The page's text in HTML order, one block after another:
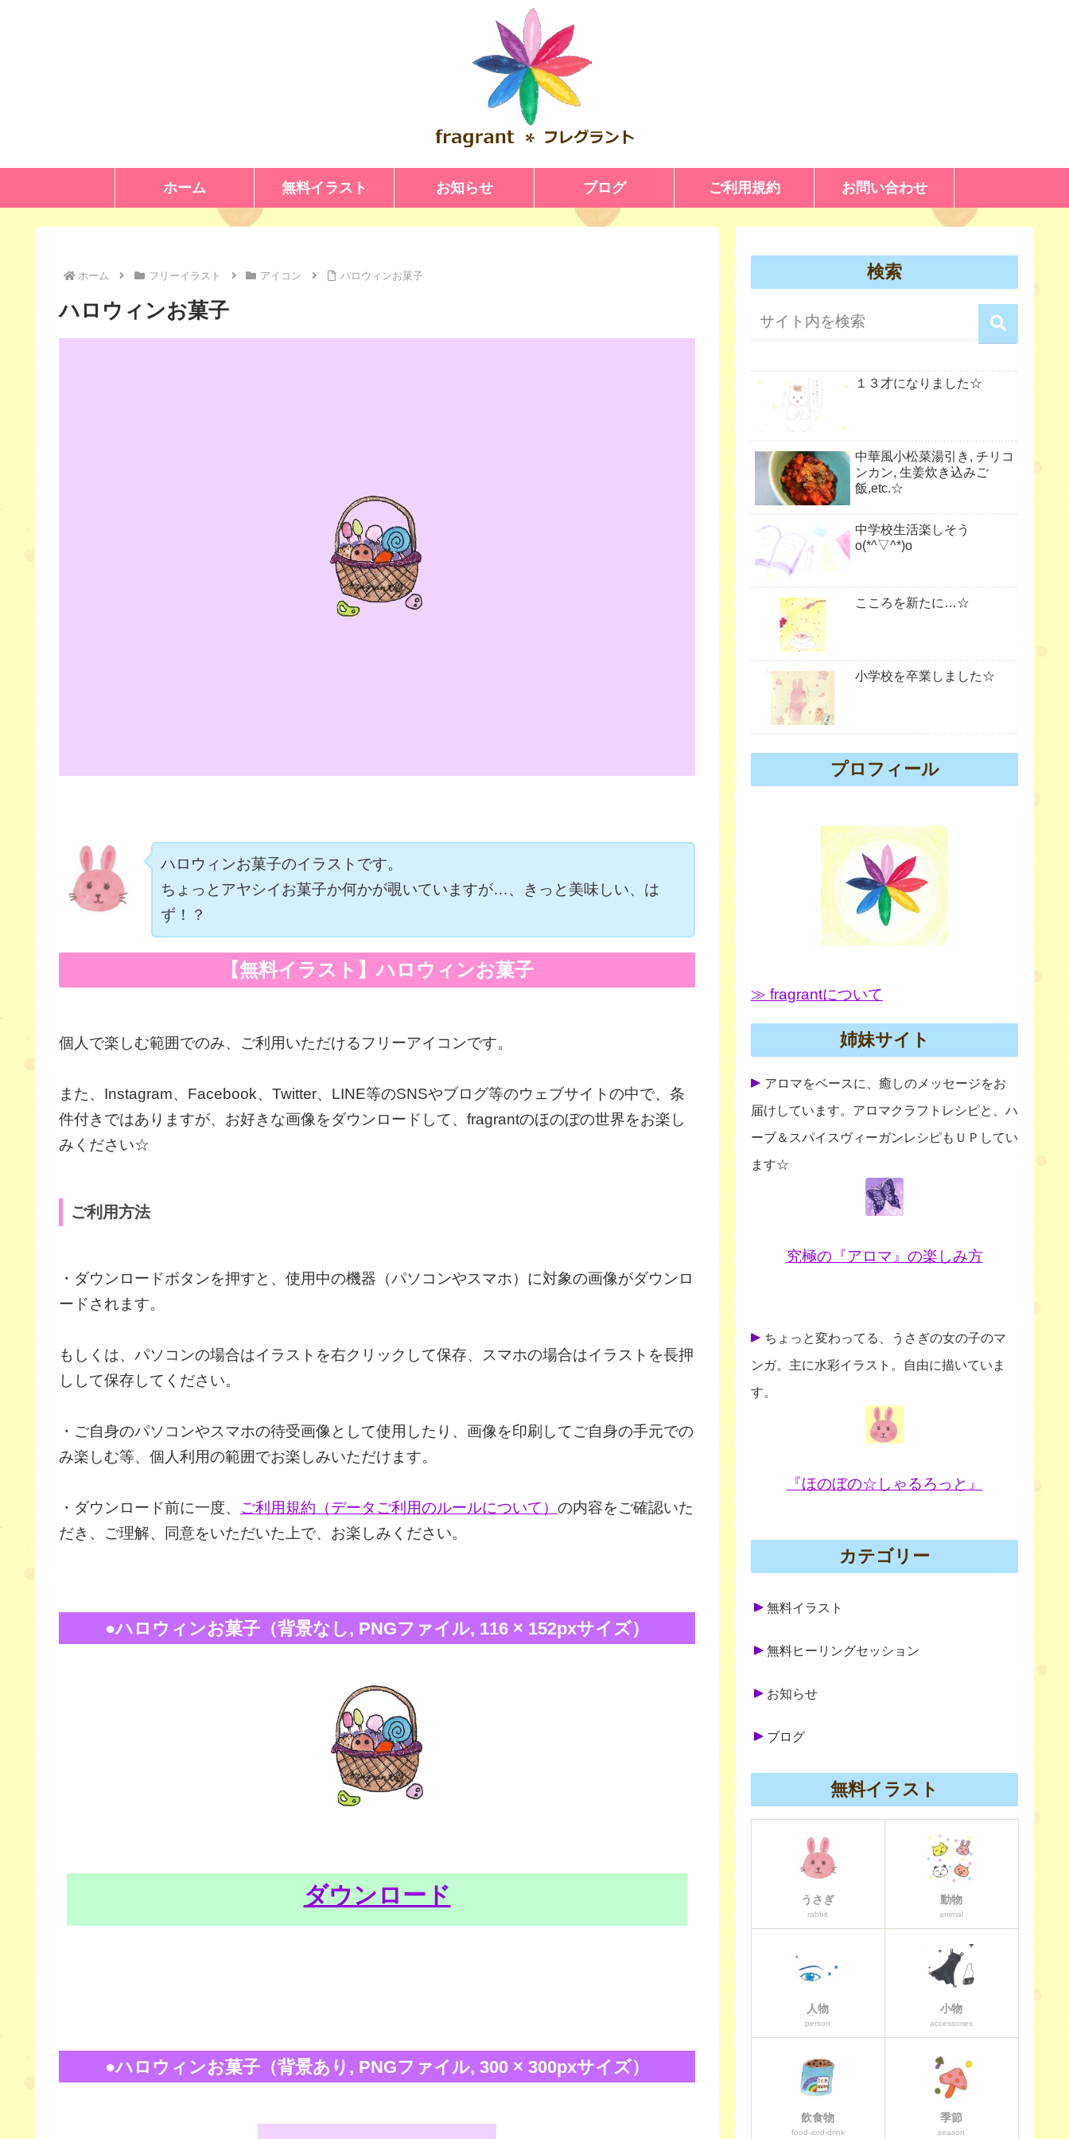
ホーム 無料イラスト お知らせ ブログ ご利用規約 お問い合わせ
ホーム フリーイラスト アイコン ハロウィンお菓子
ハロウィンお菓子
ハロウィンお菓子のイラストです。
ちょっとアヤシイお菓子か何かが覗いていますが…、きっと美味しい、は
ず！？
【無料イラスト】ハロウィンお菓子
個人で楽しむ範囲でのみ、ご利用いただけるフリーアイコンです。
また、Instagram、Facebook、Twitter、LINE等のSNSやブログ等のウェブサイトの中で、条
件付きではありますが、お好きな画像をダウンロードして、fragrantのほのぼの世界をお楽し
みください☆
ご利用方法
・ダウンロードボタンを押すと、使用中の機器（パソコンやスマホ）に対象の画像がダウンロ
ードされます。
もしくは、パソコンの場合はイラストを右クリックして保存、スマホの場合はイラストを長押
しして保存してください。
・ご自身のパソコンやスマホの待受画像として使用したり、画像を印刷してご自身の手元での
み楽しむ等、個人利用の範囲でお楽しみいただけます。
・ダウンロード前に一度、 ご利用規約（データご利用のルールについて） の内容をご確認いた
だき、ご理解、同意をいただいた上で、お楽しみください。
●ハロウィンお菓子（背景なし, PNGファイル, 116 × 152pxサイズ）
ダウンロード
●ハロウィンお菓子（背景あり, PNGファイル, 300 × 300pxサイズ）
検索
１３才になりました☆
中華風小松菜湯引き, チリコ
ンカン, 生姜炊き込みご
飯,etc.☆
中学校生活楽しそう
o(*^▽^*)o
こころを新たに…☆
小学校を卒業しました☆
プロフィール
≫ fragrantについて
姉妹サイト
アロマをベースに、癒しのメッセージをお
届けしています。アロマクラフトレシピと、ハ
ーブ＆スパイスヴィーガンレシピもＵＰしてい
ます☆
究極の『アロマ』の楽しみ方
ちょっと変わってる、うさぎの女の子のマ
ンガ。主に水彩イラスト。自由に描いていま
す。
『ほのぼの☆しゃるろっと』
カテゴリー
無料イラスト
無料ヒーリングセッション
お知らせ
ブログ
無料イラスト
うさぎ
rabbit
動物
animal
人物
person
小物
accessories
飲食物
food-and-drink
季節
season